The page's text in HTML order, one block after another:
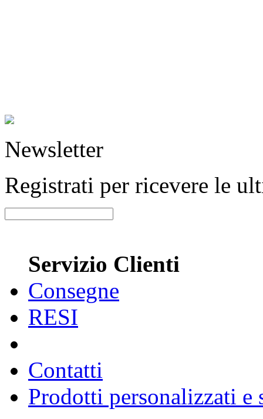
Newsletter
Registrati per ricevere le
Servizio Clienti
Consegne
RESI
Contatti
Prodotti personalizzati e